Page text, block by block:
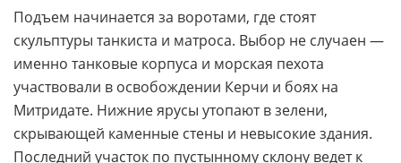
Подъем начинается за воротами, где стоят
скульптуры танкиста и матроса. Выбор не случаен —
именно танковые корпуса и морская пехота
участвовали в освобождении Керчи и боях на
Митридате. Нижние ярусы утопают в зелени,
скрывающей каменные стены и невысокие здания.
Последний участок по пустынному склону ведет к